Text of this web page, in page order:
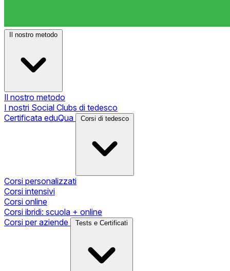
Il nostro metodo
Il nostro metodo
I nostri Social Clubs di tedesco
Certificata eduQua
Corsi di tedesco
Corsi personalizzati
Corsi intensivi
Corsi online
Corsi ibridi: scuola + online
Corsi per aziende
Tests e Certificati